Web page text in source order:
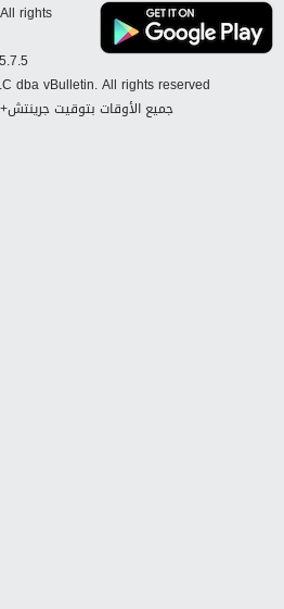
rights
dba vBulletin. All rights reserved.
جميع الأوقات بتوقيت جرينتش+2. هذه الصفحة أنشئت 02:24 PM.